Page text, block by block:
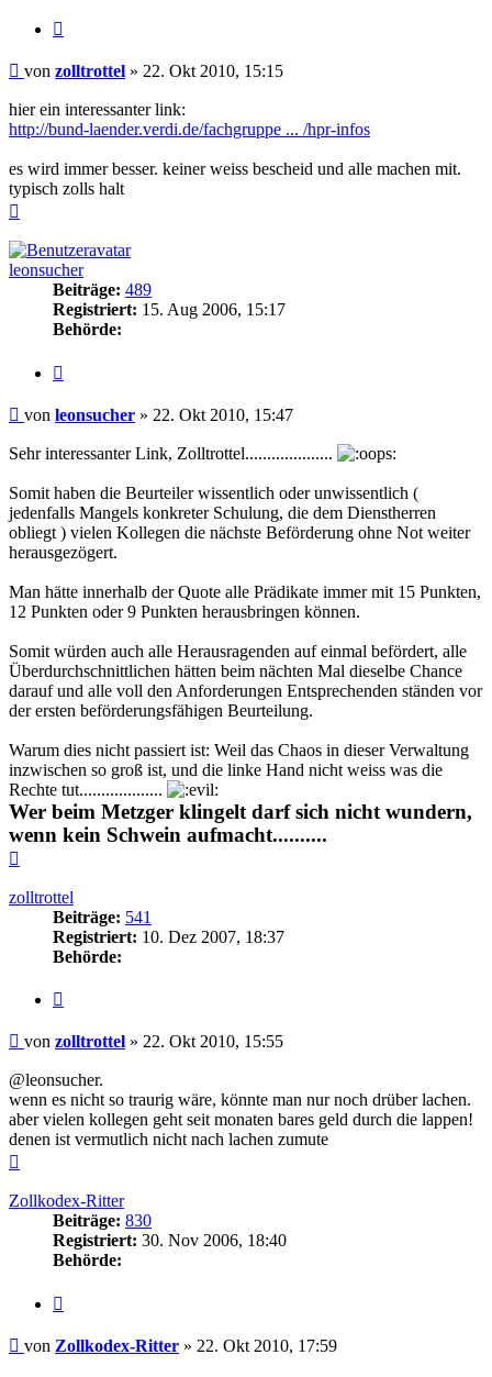
Beitrag
von zolltrottel » 22. Okt 2010, 15:15
hier ein interessanter link:
http://bund-laender.verdi.de/fachgruppe ... /hpr-infos
es wird immer besser. keiner weiss bescheid und alle machen mit.
typisch zolls halt
leonsucher
Beiträge: 489
Registriert: 15. Aug 2006, 15:17
Behörde:
Beitrag
von leonsucher » 22. Okt 2010, 15:47
Sehr interessanter Link, Zolltrottel....................
Somit haben die Beurteiler wissentlich oder unwissentlich (
jedenfalls Mangels konkreter Schulung, die dem Dienstherren
obliegt ) vielen Kollegen die nächste Beförderung ohne Not weiter
herausgezögert.
Man hätte innerhalb der Quote alle Prädikate immer mit 15 Punkten,
12 Punkten oder 9 Punkten herausbringen können.
Somit würden auch alle Herausragenden auf einmal befördert, alle
Überdurchschnittlichen hätten beim nächten Mal dieselbe Chance
darauf und alle voll den Anforderungen Entsprechenden ständen vor
der ersten beförderungsfähigen Beurteilung.
Warum dies nicht passiert ist: Weil das Chaos in dieser Verwaltung
inzwischen so groß ist, und die linke Hand nicht weiss was die
Rechte tut...................
Wer beim Metzger klingelt darf sich nicht wundern,
wenn kein Schwein aufmacht..........
zolltrottel
Beiträge: 541
Registriert: 10. Dez 2007, 18:37
Behörde:
Beitrag
von zolltrottel » 22. Okt 2010, 15:55
@leonsucher.
wenn es nicht so traurig wäre, könnte man nur noch drüber lachen.
aber vielen kollegen geht seit monaten bares geld durch die lappen!
denen ist vermutlich nicht nach lachen zumute
Zollkodex-Ritter
Beiträge: 830
Registriert: 30. Nov 2006, 18:40
Behörde:
Beitrag
von Zollkodex-Ritter » 22. Okt 2010, 17:59